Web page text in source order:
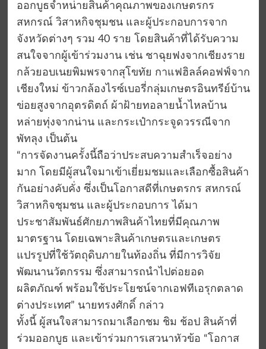
ออกบูธจำหน่ายสินค้าคุณภาพของเกษตรกร
สหกรณ์ วิสาหกิจชุมชน และผู้ประกอบการจาก
จังหวัดต่างๆ รวม 40 ราย โดยสินค้าที่ได้รับความ
สนใจจากผู้เข้าร่วมงาน เช่น ชาฉุยฟงจากเชียงราย
กล้วยอบเนยพิมพรจากสุโขทัย กาแฟฮิลล์คอฟฟ์จาก
เชียงใหม่ ข้าวกล้องไรซ์เบอรี่กลุ่มเกษตรอินทรีย์บ้าน
ข่อยสูงจากอุตรดิตถ์ ผ้าฝ้ายทอลายน้ำไหลบ้าน
หล่ายทุ่งจากน่าน และกระเป๋ากระจูดวรรณีจาก
พัทลุง เป็นต้น
“การจัดงานครั้งนี้ถือว่าประสบความสำเร็จอย่าง
มาก โดยมีผู้สนใจมาเข้าเยี่ยมชมและเลือกซื้อสินค้า
กันอย่างคับคั่ง ซึ่งเป็นโอกาสดีที่เกษตรกร สหกรณ์
วิสาหกิจชุมชน และผู้ประกอบการ ได้มา
ประชาสัมพันธ์ศักยภาพสินค้าไทยที่มีคุณภาพ
มาตรฐาน โดยเฉพาะสินค้าเกษตรและเกษตร
แปรรูปที่ใช้วัตถุดิบภายในท้องถิ่น ที่มีการวิจัย
พัฒนานวัตกรรม ซึ่งสามารถนำไปต่อยอด
ผลิตภัณฑ์ พร้อมใช้ประโยชน์จากเอฟทีเอรุกตลาด
ต่างประเทศ” นายทรงศักดิ์ กล่าว
ทั้งนี้ ผู้สนใจสามารถมาเลือกชม ชิม ช้อป สินค้าที่
ร่วมออกบูธ และเข้าร่วมการเสวนาหัวข้อ “โอกาส